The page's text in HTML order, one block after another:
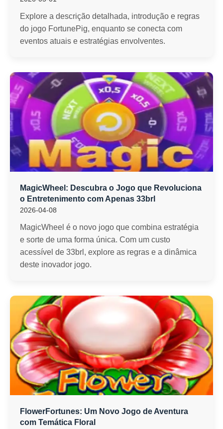
Explore a descrição detalhada, introdução e regras
do jogo FortunePig, enquanto se conecta com
eventos atuais e estratégias envolventes.
MagicWheel: Descubra o Jogo que Revoluciona
o Entretenimento com Apenas 33brl
2026-04-08
MagicWheel é o novo jogo que combina estratégia
e sorte de uma forma única. Com um custo
acessível de 33brl, explore as regras e a dinâmica
deste inovador jogo.
FlowerFortunes: Um Novo Jogo de Aventura
com Temática Floral